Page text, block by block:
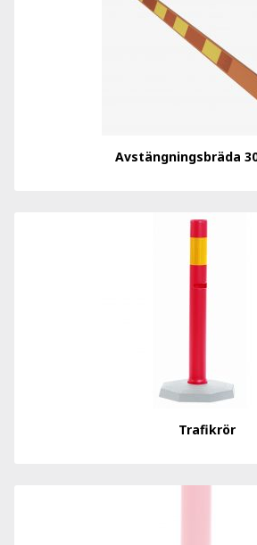
Avstängningsbräda
Trafikrör